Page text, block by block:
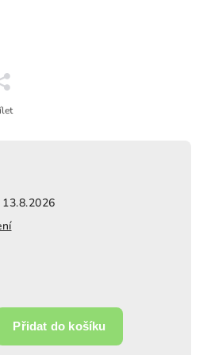
Přidat do košíku
13.8.2026